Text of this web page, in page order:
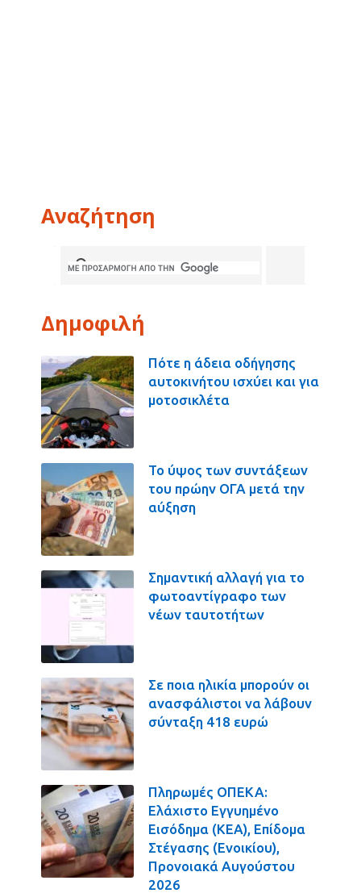
Αναζήτηση
Δημοφιλή
Πότε η άδεια οδήγησης
αυτοκινήτου ισχύει και για
μοτοσικλέτα
Το ύψος των συντάξεων
του πρώην ΟΓΑ μετά την
αύξηση
Σημαντική αλλαγή για το
φωτοαντίγραφο των
νέων ταυτοτήτων
Σε ποια ηλικία μπορούν οι
ανασφάλιστοι να λάβουν
σύνταξη 418 ευρώ
Πληρωμές ΟΠΕΚΑ:
Ελάχιστο Εγγυημένο
Εισόδημα (ΚΕΑ), Επίδομα
Στέγασης (Ενοικίου),
Προνοιακά Αυγούστου
2026